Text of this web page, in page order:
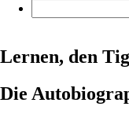
Lernen, den
Die